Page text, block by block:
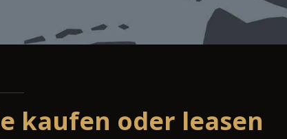
kaufen oder leasen